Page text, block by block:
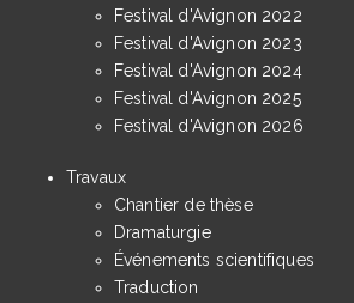
Festival d'Avignon 2022
Festival d'Avignon 2023
Festival d'Avignon 2024
Festival d'Avignon 2025
Festival d'Avignon 2026
Travaux
Chantier de thèse
Dramaturgie
Événements scientifiques
Traduction